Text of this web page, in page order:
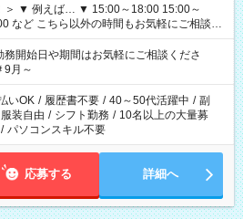
～
気軽にご相談く
開始日や期間はお気軽にご相談くださ
月～
いOK / 履歴書不要 / 40～50代活躍中 / 副
服装自由 / シフト勤務 / 10名以上の大量募
/ パソコンスキル不要
応募する 詳細へ